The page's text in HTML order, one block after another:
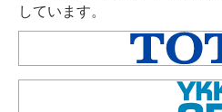
しています。